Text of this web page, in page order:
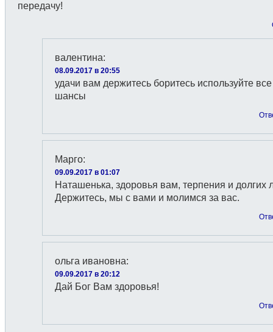
передачу!
валентина:
08.09.2017 в 20:55
удачи вам держитесь боритесь используйте все
шансы
Марго:
09.09.2017 в 01:07
Наташенька, здоровья вам, терпения и долгих
Держитесь, мы с вами и молимся за вас.
ольга ивановна:
09.09.2017 в 20:12
Дай Бог Вам здоровья!